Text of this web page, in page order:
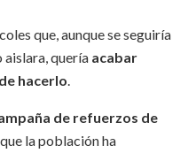
que, aunque se seguiría
aislara, quería acabar
hacerlo
de refuerzos de
la población ha